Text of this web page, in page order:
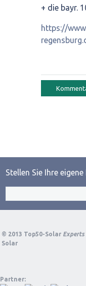
+ die bayr.
https://
Stellen Sie Ihre eigene
© 2013 Top50-Solar Experts
Solar
Partner: